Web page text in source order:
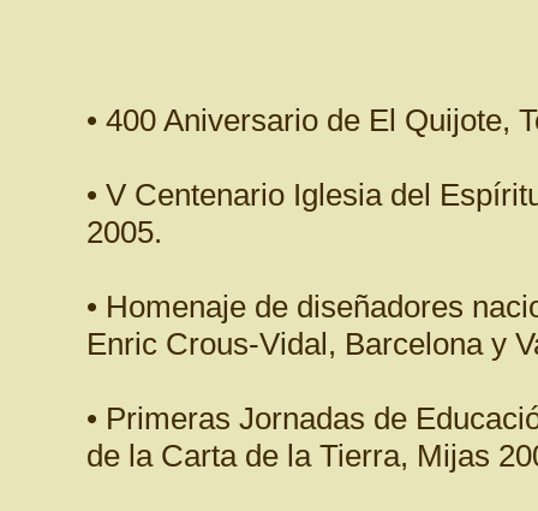
• 400 Aniversario de El Quijote,
• V Centenario Iglesia del
2005.
• Homenaje de diseñadores
Enric Crous-Vidal, Barcelona y
• Primeras Jornadas de
de la Carta de la Tierra, Mijas